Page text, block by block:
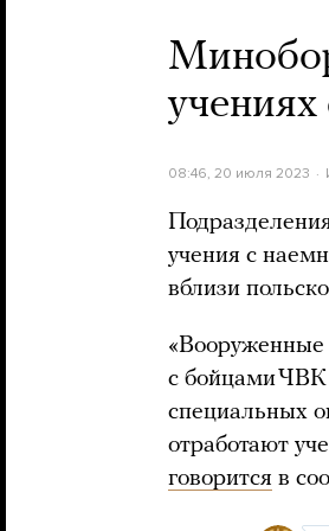
08:46, 20 июля 2023
учения с
вблизи
с бойцами ЧВК
специальных
отработают
говорится в